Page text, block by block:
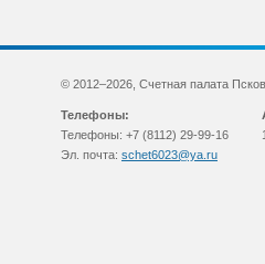
© 2012–2026, Счетная палата
Телефоны:
Телефоны: +7 (8112) 29-99-16
Эл. почта: schet6023@ya.ru